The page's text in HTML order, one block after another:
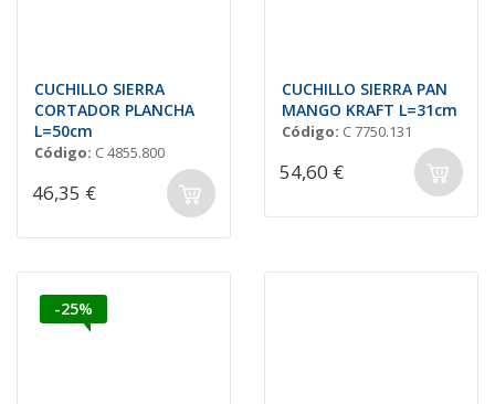
CUCHILLO SIERRA
CORTADOR PLANCHA
L=50cm
Código: C 4855.800
46,35 €
CUCHILLO SIERRA PAN
MANGO KRAFT L=31cm
Código: C 7750.131
54,60 €
-25%